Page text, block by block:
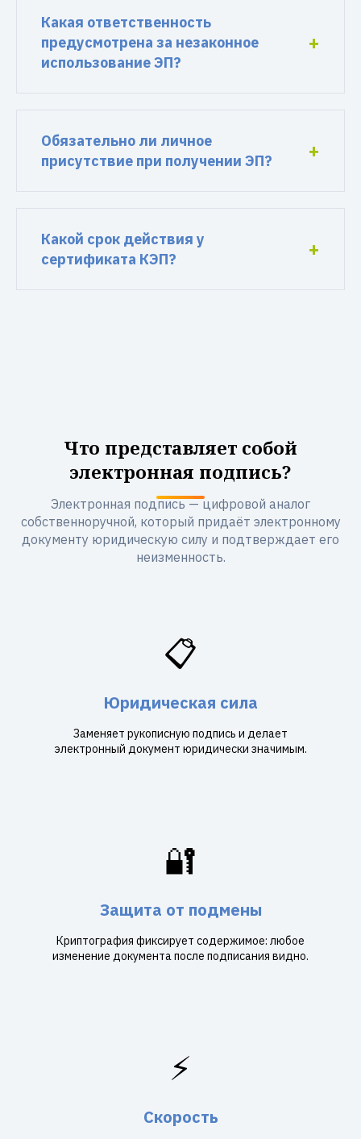
Какая ответственность
предусмотрена за незаконное
использование ЭП?
Обязательно ли личное
присутствие при получении ЭП?
Какой срок действия у
сертификата КЭП?
Что представляет собой
электронная подпись?
Электронная подпись — цифровой аналог
собственноручной, который придаёт электронному
документу юридическую силу и подтверждает его
неизменность.
📋
Юридическая сила
Заменяет рукописную подпись и делает
электронный документ юридически значимым.
🔐
Защита от подмены
Криптография фиксирует содержимое: любое
изменение документа после подписания видно.
⚡
Скорость